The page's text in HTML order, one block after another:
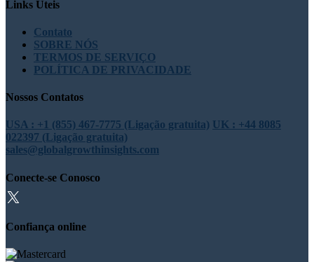
Links Úteis
Contato
SOBRE NÓS
TERMOS DE SERVIÇO
POLÍTICA DE PRIVACIDADE
Nossos Contatos
USA : +1 (855) 467-7775 (Ligação gratuita) UK : +44 8085
022397 (Ligação gratuita)
sales@globalgrowthinsights.com
Conecte-se Conosco
Confiança online